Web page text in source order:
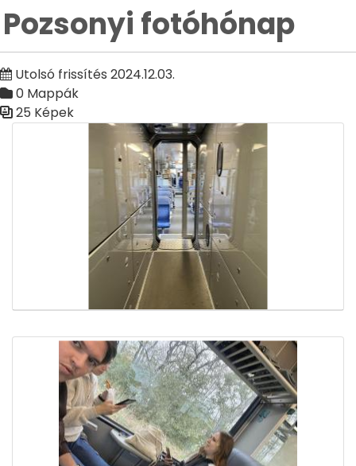
Pozsonyi fotóhónap
Utolsó frissítés 2024.12.03.
0 Mappák
25 Képek